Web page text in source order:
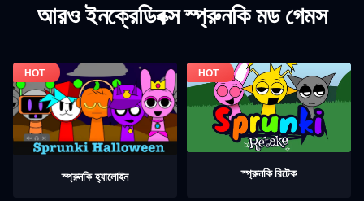
আরও ইনক্রেডিবক্স স্প্রুনকি মড গেমস
স্প্রুনকি হ্যালোইন স্প্রুনকি রিটেক